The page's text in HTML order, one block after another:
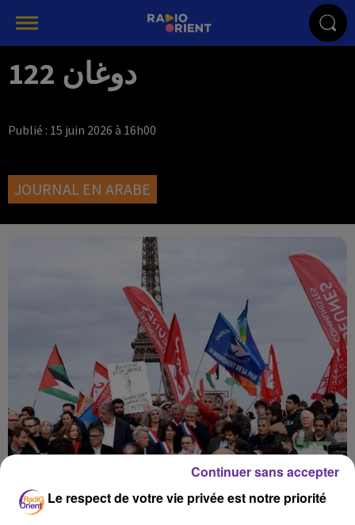
دوغان 122
Publié : 15 juin 2026 à 16h00
JOURNAL EN ARABE
Le respect de votre vie privée est notre priorité
Continuer sans accepter